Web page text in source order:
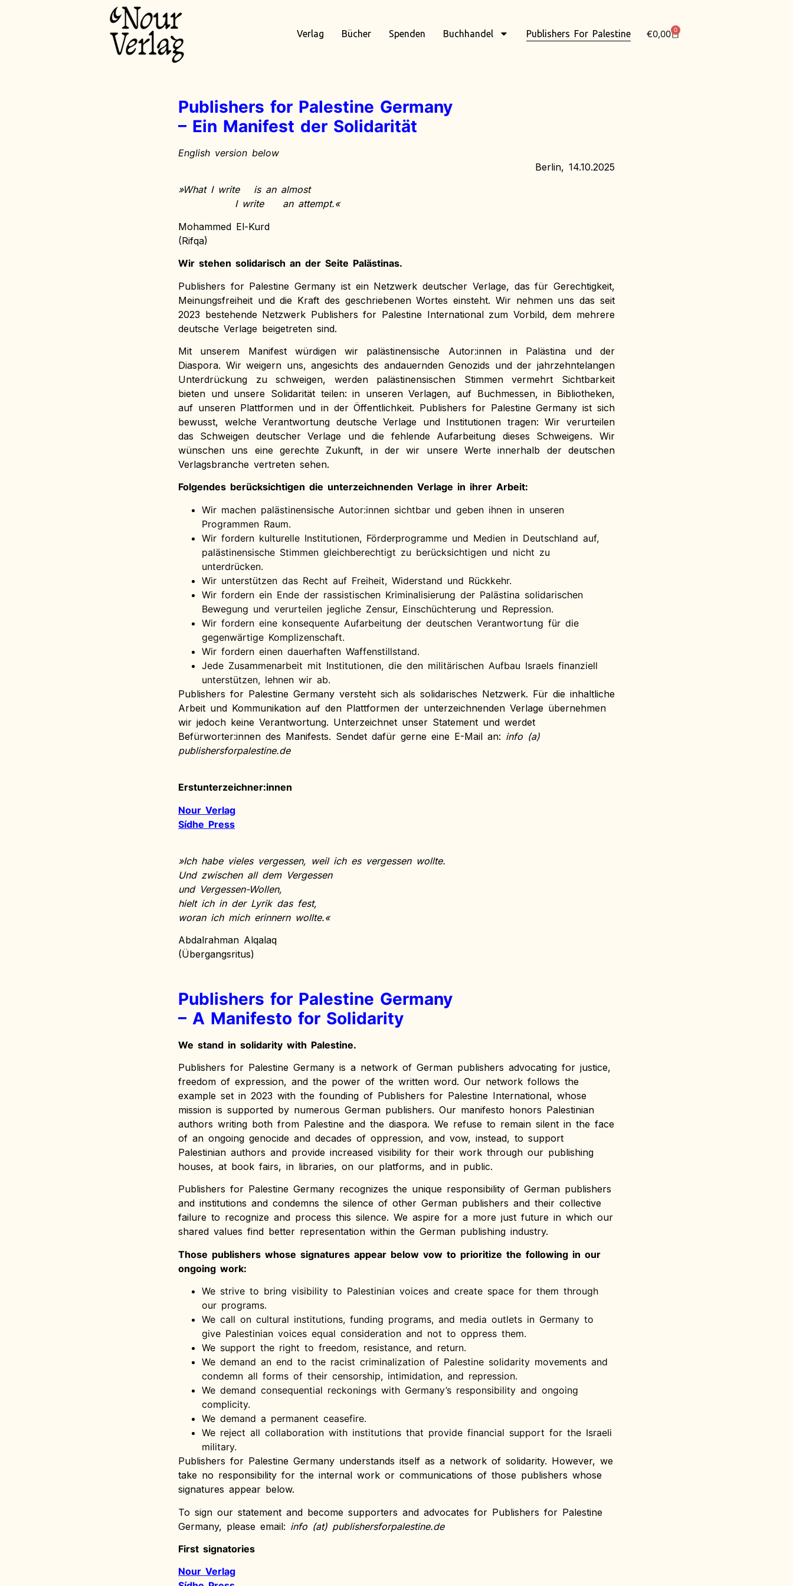
Verlag Bücher Spenden Buchhandel Publishers For Palestine €0,00 0
Publishers for Palestine Germany
– Ein Manifest der Solidarität
English version below
Berlin, 14.10.2025
»What I write
is an almost
I write
an attempt.«
Mohammed El-Kurd
(Rifqa)
Wir stehen solidarisch an der Seite Palästinas.
Publishers for Palestine Germany ist ein Netzwerk deutscher Verlage, das für Gerechtigkeit,
Meinungsfreiheit und die Kraft des geschriebenen Wortes einsteht. Wir nehmen uns das seit
2023 bestehende Netzwerk Publishers for Palestine International zum Vorbild, dem mehrere
deutsche Verlage beigetreten sind.
Mit unserem Manifest würdigen wir palästinensische Autor:innen in Palästina und der
Diaspora. Wir weigern uns, angesichts des andauernden Genozids und der jahrzehntelangen
Unterdrückung zu schweigen, werden palästinensischen Stimmen vermehrt Sichtbarkeit
bieten und unsere Solidarität teilen: in unseren Verlagen, auf Buchmessen, in Bibliotheken,
auf unseren Plattformen und in der Öffentlichkeit. Publishers for Palestine Germany ist sich
bewusst, welche Verantwortung deutsche Verlage und Institutionen tragen: Wir verurteilen
das Schweigen deutscher Verlage und die fehlende Aufarbeitung dieses Schweigens. Wir
wünschen uns eine gerechte Zukunft, in der wir unsere Werte innerhalb der deutschen
Verlagsbranche vertreten sehen.
Folgendes berücksichtigen die unterzeichnenden Verlage in ihrer Arbeit:
Wir machen palästinensische Autor:innen sichtbar und geben ihnen in unseren
Programmen Raum.
Wir fordern kulturelle Institutionen, Förderprogramme und Medien in Deutschland auf,
palästinensische Stimmen gleichberechtigt zu berücksichtigen und nicht zu
unterdrücken.
Wir unterstützen das Recht auf Freiheit, Widerstand und Rückkehr.
Wir fordern ein Ende der rassistischen Kriminalisierung der Palästina solidarischen
Bewegung und verurteilen jegliche Zensur, Einschüchterung und Repression.
Wir fordern eine konsequente Aufarbeitung der deutschen Verantwortung für die
gegenwärtige Komplizenschaft.
Wir fordern einen dauerhaften Waffenstillstand.
Jede Zusammenarbeit mit Institutionen, die den militärischen Aufbau Israels finanziell
unterstützen, lehnen wir ab.
Publishers for Palestine Germany versteht sich als solidarisches Netzwerk. Für die inhaltliche
Arbeit und Kommunikation auf den Plattformen der unterzeichnenden Verlage übernehmen
wir jedoch keine Verantwortung. Unterzeichnet unser Statement und werdet
Befürworter:innen des Manifests. Sendet dafür gerne eine E-Mail an: info (a)
publishersforpalestine.de
Erstunterzeichner:innen
Nour Verlag
Sídhe Press
»Ich habe vieles vergessen, weil ich es vergessen wollte.
Und zwischen all dem Vergessen
und Vergessen-Wollen,
hielt ich in der Lyrik das fest,
woran ich mich erinnern wollte.«
Abdalrahman Alqalaq
(Übergangsritus)
Publishers for Palestine Germany
– A Manifesto for Solidarity
We stand in solidarity with Palestine.
Publishers for Palestine Germany is a network of German publishers advocating for justice,
freedom of expression, and the power of the written word. Our network follows the
example set in 2023 with the founding of Publishers for Palestine International, whose
mission is supported by numerous German publishers. Our manifesto honors Palestinian
authors writing both from Palestine and the diaspora. We refuse to remain silent in the face
of an ongoing genocide and decades of oppression, and vow, instead, to support
Palestinian authors and provide increased visibility for their work through our publishing
houses, at book fairs, in libraries, on our platforms, and in public.
Publishers for Palestine Germany recognizes the unique responsibility of German publishers
and institutions and condemns the silence of other German publishers and their collective
failure to recognize and process this silence. We aspire for a more just future in which our
shared values find better representation within the German publishing industry.
Those publishers whose signatures appear below vow to prioritize the following in our
ongoing work:
We strive to bring visibility to Palestinian voices and create space for them through
our programs.
We call on cultural institutions, funding programs, and media outlets in Germany to
give Palestinian voices equal consideration and not to oppress them.
We support the right to freedom, resistance, and return.
We demand an end to the racist criminalization of Palestine solidarity movements and
condemn all forms of their censorship, intimidation, and repression.
We demand consequential reckonings with Germany’s responsibility and ongoing
complicity.
We demand a permanent ceasefire.
We reject all collaboration with institutions that provide financial support for the Israeli
military.
Publishers for Palestine Germany understands itself as a network of solidarity. However, we
take no responsibility for the internal work or communications of those publishers whose
signatures appear below.
To sign our statement and become supporters and advocates for Publishers for Palestine
Germany, please email: info (at) publishersforpalestine.de
First signatories
Nour Verlag